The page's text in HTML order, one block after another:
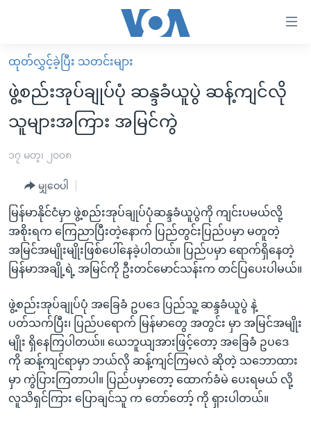
လွယ်ကူ
စေ
Link
များ
အကြောင်းအရာ
သို့
ကျော်
ကြည့်
ရန်
ပင်မ
အ
ညွန်း
စာမျက်နှာ
ကျော်
ကြည့်
မူလစာမျက်နှာ
မြန်မာ
ကမ္ဘာ့သတင်းများ
အစ္စရေး-ပါလက်စတိုင်း
ရပ်ဝန်းတခု လမ်းတခု အလွန်
အင်္ဂလိပ်စာလေ့လာမယ်
အမေရိကန်သုံးအီဒီယံ
မကြေးမုံရဲ့ အင်္ဂလိပ်စာ
ရုပ်ရှင်ထဲက အင်္ဂလိပ်စာ
သုတပဒေသာ အင်္ဂလိပ်စာ
အပတ်စဉ်ကဏ္ဍများ
ရေဒီယို
တီဗွီ
ရေဒီယိုနှင့်ရုပ်သံ အချက်အလက်များ
ရေဒီယို/တီဗွီအစီအစဉ်
Learning English
ဗွီအိုအေ လူမှုကွန်ယက်များ
ထုတ်လွှင့်ခဲ့ပြီး သတင်းများ
ဖွဲ့စည်းအုပ်ချုပ်ပုံ ဆန္ဒခံယူပွဲ ဆန့်ကျင်လို
သူများအကြား အမြင်ကွဲ
၁၇ မတ္၊ ၂၀၀၈
မျှဝေပါ
မြန်မာနိုင်ငံမှာ ဖွဲ့စည်းအုပ်ချုပ်ပုံဆန္ဒခံယူပွဲကို ကျင်းပမယ်လို့
အစိုးရက ကြေညာပြီးတဲ့နောက် ပြည်တွင်းပြည်ပမှာ မတူတဲ့
အမြင်အမျိုးမျိုးဖြစ်ပေါ်နေခဲ့ပါတယ်။ ပြည်ပမှာ ရောက်ရှိနေတဲ့
မြန်မာအချို့ရဲ့ အမြင်ကို ဦးတင်မောင်သန်းက တင်ပြပေးပါမယ်။
ဖွဲ့စည်းအုပ်ချုပ်ပုံ အခြေခံ ဥပဒေ ပြည်သူ့ ဆန္ဒခံယူပွဲ နဲ့
ပတ်သက်ပြီး၊ ပြည်ပရောက် မြန်မာတွေ အတွင်း မှာ အမြင်အမျိုး
မျိုး ရှိနေကြပါတယ်။ ယေဘူယျအားဖြင့်တော့ အခြေခံ ဥပဒေ
ကို ဆန့်ကျင်ရာမှာ ဘယ်လို ဆန့်ကျင်ကြမလဲ ဆိုတဲ့ သဘောထား
မှာ ကွဲပြားကြတာပါ။ ပြည်ပမှာတော့ ထောက်ခံမဲ ပေးရမယ် လို့
လူသိရှင်ကြား ပြောချင်သူ က တော်တော့် ကို ရှားပါတယ်။